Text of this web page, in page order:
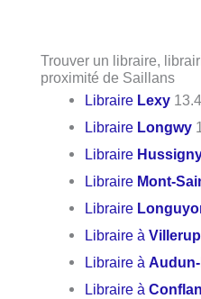
Trouver un libraire,
proximité de Saillans
Libraire Lexy
Libraire Longwy
Libraire
Libraire Mont-
Libraire
Libraire à
Libraire à
Libraire à